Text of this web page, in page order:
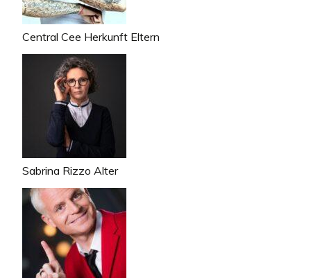
Central Cee Herkunft Eltern
Sabrina Rizzo Alter